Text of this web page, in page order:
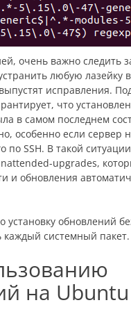
очень важно следить
любую лазейку
исправления.
что
в самом последнем
особенно если сервер
по SSH. В такой
upgrades,
и обновления
обновлений
каждый системный пакет.
на